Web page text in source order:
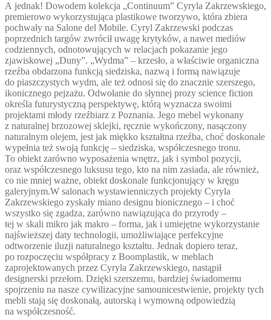
A jednak! Dowodem kolekcja „Continuum” Cyryla Zakrzewskiego,
premierowo wykorzystująca plastikowe tworzywo, która zbiera
pochwały na Salone del Mobile. Cyryl Zakrzewski podczas
poprzednich targów zwrócił uwagę krytyków, a nawet mediów
codziennych, odnotowujących w relacjach pokazanie jego
zjawiskowej „Duny”. „Wydma” – krzesło, a właściwie organiczna
rzeźba obdarzona funkcją siedziska, nazwą i formą nawiązuje
do piaszczystych wydm, ale też odnosi się do znacznie szerszego,
ikonicznego pejzażu. Odwołanie do słynnej prozy science fiction
określa futurystyczną perspektywę, którą wyznacza swoimi
projektami młody rzeźbiarz z Poznania. Jego mebel wykonany
z naturalnej brzozowej sklejki, ręcznie wykończony, nasączony
naturalnym olejem, jest jak miękko kształtna rzeźba, choć doskonale
wypełnia też swoją funkcję – siedziska, współczesnego tronu.
To obiekt zarówno wyposażenia wnętrz, jak i symbol pozycji,
oraz współczesnego luksusu tego, kto na nim zasiada, ale również,
co nie mniej ważne, obiekt doskonale funkcjonujący w kręgu
galeryjnym.W salonach wystawienniczych projekty Cyryla
Zakrzewskiego zyskały miano designu bionicznego – i choć
wszystko się zgadza, zarówno nawiązująca do przyrody –
tej w skali mikro jak makro – forma, jak i umiejętne wykorzystanie
najświeższej daty technologii, umożliwiające perfekcyjne
odtworzenie iluzji naturalnego kształtu. Jednak dopiero teraz,
po rozpoczęciu współpracy z Boomplastik, w meblach
zaprojektowanych przez Cyryla Zakrzewskiego, nastąpił
designerski przełom. Dzięki szerszemu, bardziej świadomemu
spojrzeniu na nasze cywilizacyjne samounicestwienie, projekty tych
mebli stają się doskonałą, autorską i wymowną odpowiedzią
na współczesność.